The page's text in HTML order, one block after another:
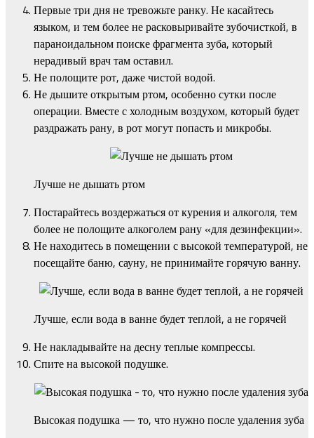
Первые три дня не тревожьте ранку. Не касайтесь
языком, и тем более не расковыривайте зубочисткой, в
параноидальном поиске фрагмента зуба, который
нерадивый врач там оставил.
Не полощите рот, даже чистой водой.
Не дышите открытым ртом, особенно сутки после
операции. Вместе с холодным воздухом, который будет
раздражать рану, в рот могут попасть и микробы.
Лучше не дышать ртом
Постарайтесь воздержаться от курения и алкоголя, тем
более не полощите алкоголем рану «для дезинфекции».
Не находитесь в помещении с высокой температурой, не
посещайте баню, сауну, не принимайте горячую ванну.
Лучше, если вода в ванне будет теплой, а не горячей
Не накладывайте на десну теплые компрессы.
Спите на высокой подушке.
Высокая подушка — то, что нужно после удаления зуба